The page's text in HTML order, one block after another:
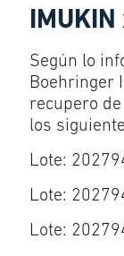
Según lo
Boehringer
recupero
los
Lote:
Lote:
Lote: